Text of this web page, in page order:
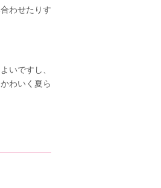
わせたりす
いですし、
わいく夏ら